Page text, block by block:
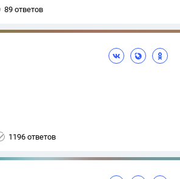
89 ответов
1196 ответов